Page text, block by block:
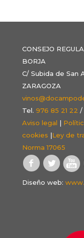
CONSEJO
BORJA
C/ Subida de San
ZARAGOZA
Tel. 976 85 21 22 /
Aviso legal |
cookies |Ley de
Norma 17065
Diseño web: